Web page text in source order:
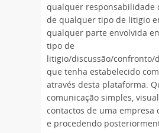
qualquer responsabilidade
de qualquer tipo de litigio
qualquer parte envolvida
tipo de
litigio/discussão/confronto/
que tenha estabelecido
através desta plataforma.
comunicação simples,
contactos de uma empresa
e procedendo